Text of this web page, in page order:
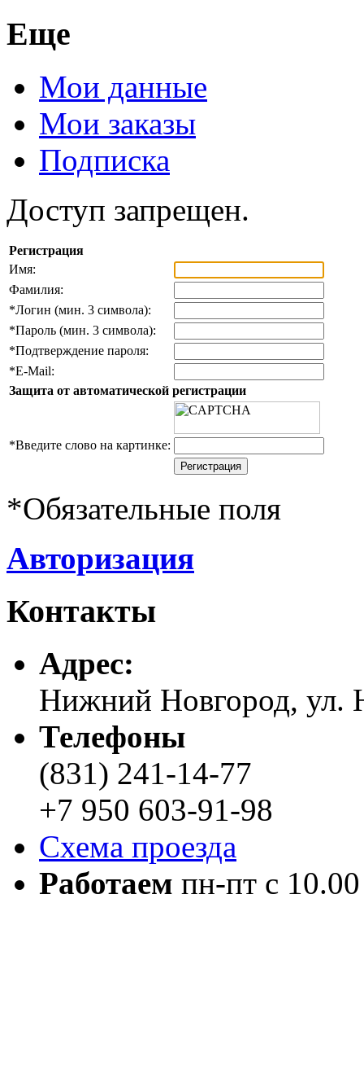
Еще
Мои данные
Мои заказы
Подписка
Доступ запрещен.
Регистрация
Имя:
Фамилия:
*Логин (мин. 3 символа):
*Пароль (мин. 3 символа):
*Подтверждение пароля:
*E-Mail:
Защита от автоматической регистрации
*Введите слово на картинке:
*Обязательные поля
Авторизация
Контакты
Адреc:
Нижний Новгород, ул.
Телефоны
(831) 241-14-77
+7 950 603-91-98
Схема проезда
Работаем пн-пт с